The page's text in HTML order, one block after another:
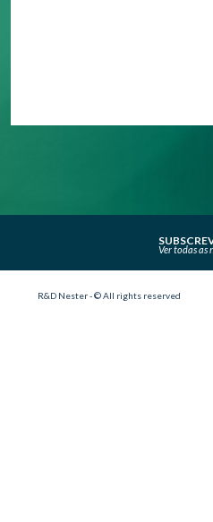
Ver todas as
R&D Nester - © All rights reserved